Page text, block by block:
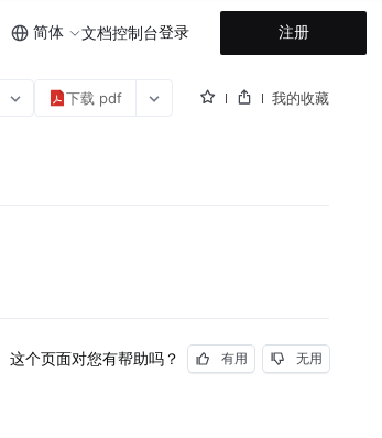
简体 文档控制台登录 注册
下载 pdf 我的收藏
这个页面对您有帮助吗？ 有用 无用